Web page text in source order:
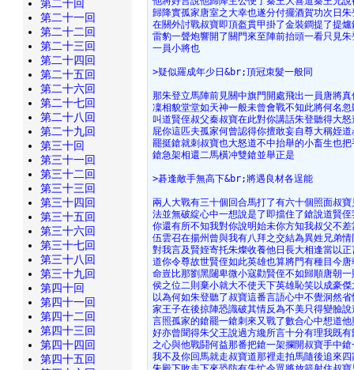
歸降實孤家唐室之大幸也遂分付擺酒賀功次日
在關外討戰叔寶即頂盔貫甲掛了金裝鐧提了提
雷豹一聲炮響開了關門來至陣前抬頭一看只見
一員小將也
>疑似羅成年少日&br;頂冠朿髮一般同
那朱登立馬陣前見關中旗門開處飛出一員唐將
凜相貌堂堂如天神一般未曾會戰不知此將何名
叫道賢侄叔父秦叔寶在此對你講話朱登聽得大
屁你這匹夫孤家何曾認得你擅敢妄自尊大稱姪
罷挺鎗就刺叔寶也大怒道不中抬舉的小畜生也
鎗急架相還二馬橫冲雙鎗並舉正是
>碁逢敵手無高下&br;將遇良材各逞能
兩人大戰有三十個回合馬打了有六十個照面叔
法並無破綻心中一想說是了即擋住了鎗說道賢
你還有所不知我對你說明始未你方知我叔父不
伍雲召在揚州曾與我有八拜之交結為異姓兄弟
對我言及賢姪寄托朱燦收養他日長大相逢當以
道你令尊故世賢侄如此英雄也算將門有種目今
命豈比那劉黑闥卑微小寇勸賢侄不如歸順唐朝
侯之位二則棄小就大不使天下英雄恥笑以成豪
以為何如朱登聽了叔寶這番言語心中不覺洞然
家王子在後掠陣恐識破其情反為不美只得變臉
言照孤家的鎗罷一鎗刺來又戰了數合心中想道
好亦曾聞得朱父王說過方纔所言十分有理我既
之心與他戰鬪何益那番把鎗一架攔開叔寶手中
我不及你回馬就走叔寶道那裡走拍馬隨後追來
第二十回
第二十一回
第二十二回
第二十三回
第二十四回
第二十五回
第二十六回
第二十七回
第二十八回
第二十九回
第三十回
第三十一回
第三十二回
第三十三回
第三十四回
第三十五回
第三十六回
第三十七回
第三十八回
第三十九回
第四十回
第四十一回
第四十二回
第四十三回
第四十四回
第四十五回